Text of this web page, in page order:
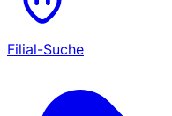
Filial-Suche